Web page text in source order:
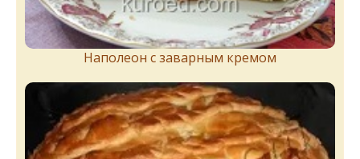
Наполеон с заварным кремом